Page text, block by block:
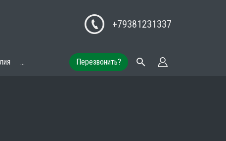
+79381231337
... Перезвонить?